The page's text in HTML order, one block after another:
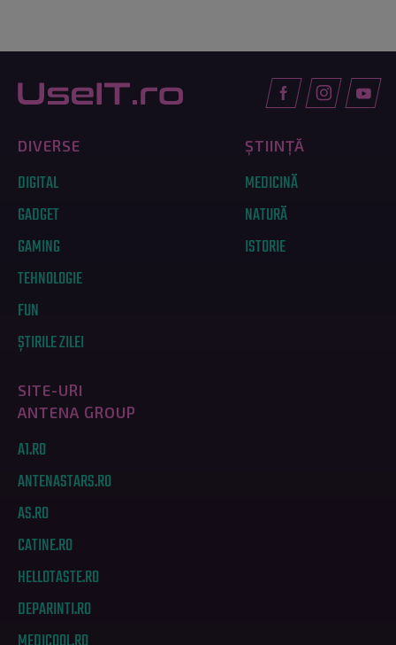
DIVERSE
DIGITAL
GADGET
GAMING
TEHNOLOGIE
FUN
ȘTIRILE ZILEI
ȘTIINȚĂ
MEDICINĂ
NATURĂ
ISTORIE
SITE-URI
ANTENA GROUP
A1.RO
ANTENASTARS.RO
AS.RO
CATINE.RO
HELLOTASTE.RO
DEPARINTI.RO